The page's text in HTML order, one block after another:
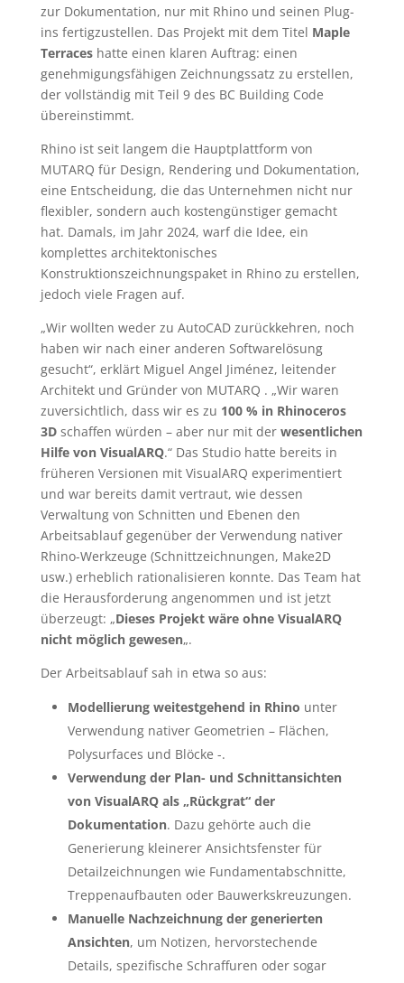
zur Dokumentation, nur mit Rhino und seinen Plug-
ins fertigzustellen. Das Projekt mit dem Titel Maple
Terraceshatte einen klaren Auftrag: einen
genehmigungsfähigen Zeichnungssatz zu erstellen,
der vollständig mit Teil 9 des BC Building Code
übereinstimmt.
Rhino ist seit langem die Hauptplattform von
MUTARQ für Design, Rendering und Dokumentation,
eine Entscheidung, die das Unternehmen nicht nur
flexibler, sondern auch kostengünstiger gemacht
hat. Damals, im Jahr 2024, warf die Idee, ein
komplettes architektonisches
Konstruktionszeichnungspaket in Rhino zu erstellen,
jedoch viele Fragen auf.
„Wir wollten weder zu AutoCAD zurückkehren, noch
haben wir nach einer anderen Softwarelösung
gesucht“, erklärt Miguel Angel Jiménez, leitender
Architekt und Gründer von MUTARQ . „Wir waren
zuversichtlich, dass wir es zu 100 % in Rhinoceros
3Dschaffen würden – aber nur mit der wesentlichen
Hilfe von VisualARQ.“ Das Studio hatte bereits in
früheren Versionen mit VisualARQ experimentiert
und war bereits damit vertraut, wie dessen
Verwaltung von Schnitten und Ebenen den
Arbeitsablauf gegenüber der Verwendung nativer
Rhino-Werkzeuge (Schnittzeichnungen, Make2D
usw.) erheblich rationalisieren konnte. Das Team hat
die Herausforderung angenommen und ist jetzt
überzeugt: „Dieses Projekt wäre ohne VisualARQ
nicht möglich gewesen„.
Der Arbeitsablauf sah in etwa so aus:
Modellierung weitestgehend in Rhino unter
Verwendung nativer Geometrien – Flächen,
Polysurfaces und Blöcke -.
Verwendung der Plan- und Schnittansichten
von VisualARQ als „Rückgrat“ der
Dokumentation. Dazu gehörte auch die
Generierung kleinerer Ansichtsfenster für
Detailzeichnungen wie Fundamentabschnitte,
Treppenaufbauten oder Bauwerkskreuzungen.
Manuelle Nachzeichnung der generierten
Ansichten, um Notizen, hervorstechende
Details, spezifische Schraffuren oder sogar